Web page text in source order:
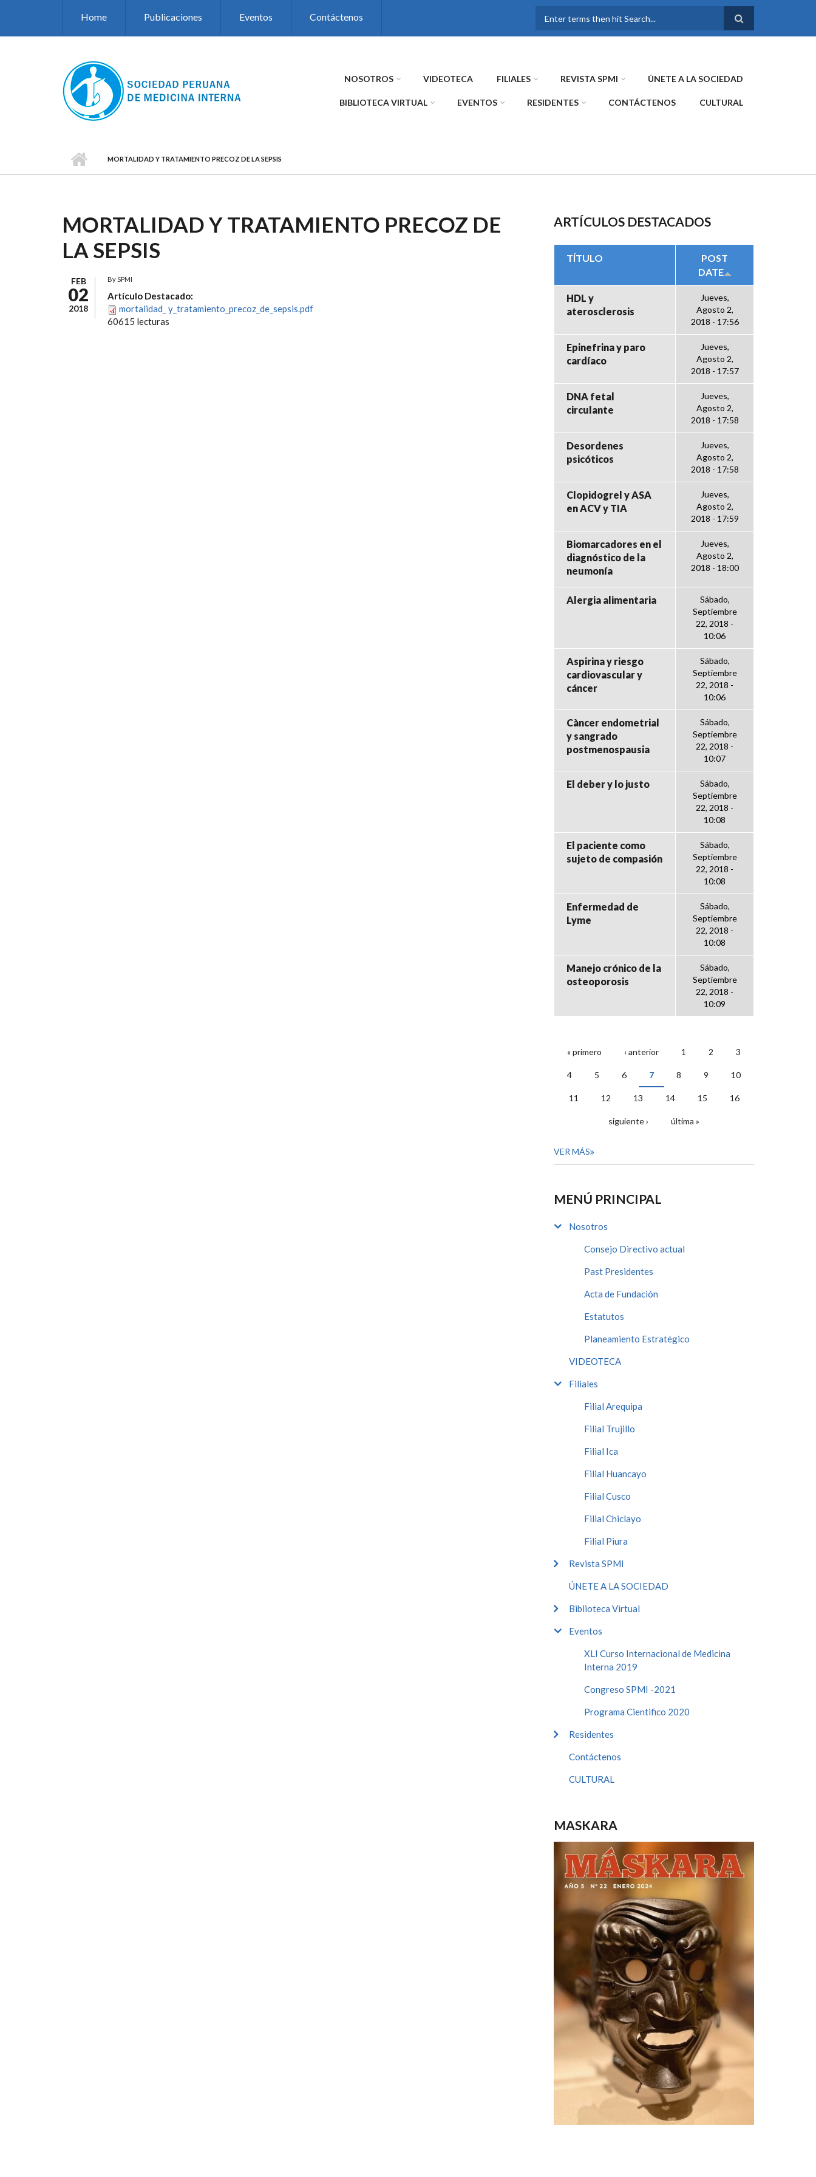
Home Publicaciones Eventos Contáctenos
FORMULARIO DE
NOSOTROS VIDEOTECA FILIALES REVISTA SPMI ÚNETE A LA SOCIEDAD
BIBLIOTECA VIRTUAL EVENTOS RESIDENTES CONTÁCTENOS CULTURAL
MORTALIDAD Y TRATAMIENTO PRECOZ DE LA SEPSIS
MORTALIDAD Y TRATAMIENTO PRECOZ DE
LA SEPSIS
FEB
02
2018
BySPMI
Artículo Destacado:
mortalidad_ y_tratamiento_precoz_de_sepsis.pdf
60615 lecturas
ARTÍCULOS DESTACADOS
TÍTULO
POST
DATE
HDL y
aterosclerosis
Jueves,
Agosto 2,
2018 - 17:56
Epinefrina y paro
cardíaco
Jueves,
Agosto 2,
2018 - 17:57
DNA fetal
circulante
Jueves,
Agosto 2,
2018 - 17:58
Desordenes
psicóticos
Jueves,
Agosto 2,
2018 - 17:58
Clopidogrel y ASA
en ACV y TIA
Jueves,
Agosto 2,
2018 - 17:59
Biomarcadores en el
diagnóstico de la
neumonía
Jueves,
Agosto 2,
2018 - 18:00
Alergia alimentaria
Sábado,
Septiembre
22, 2018 -
10:06
Aspirina y riesgo
cardiovascular y
cáncer
Sábado,
Septiembre
22, 2018 -
10:06
Càncer endometrial
y sangrado
postmenospausia
Sábado,
Septiembre
22, 2018 -
10:07
El deber y lo justo
Sábado,
Septiembre
22, 2018 -
10:08
El paciente como
sujeto de compasión
Sábado,
Septiembre
22, 2018 -
10:08
Enfermedad de
Lyme
Sábado,
Septiembre
22, 2018 -
10:08
Manejo crónico de la
osteoporosis
Sábado,
Septiembre
22, 2018 -
10:09
PÁGINAS
« primero ‹ anterior 1 2 3
4 5 6 7 8 9 10
11 12 13 14 15 16
siguiente › última »
VER MÁS
MENÚ PRINCIPAL
Nosotros
Consejo Directivo actual
Past Presidentes
Acta de Fundación
Estatutos
Planeamiento Estratégico
VIDEOTECA
Filiales
Filial Arequipa
Filial Trujillo
Filial Ica
Filial Huancayo
Filial Cusco
Filial Chiclayo
Filial Piura
Revista SPMI
ÚNETE A LA SOCIEDAD
Biblioteca Virtual
Eventos
XLI Curso Internacional de Medicina
Interna 2019
Congreso SPMI -2021
Programa Cientifico 2020
Residentes
Contáctenos
CULTURAL
MASKARA